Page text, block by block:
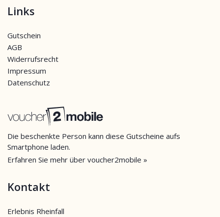
Links
Gutschein
AGB
Widerrufsrecht
Impressum
Datenschutz
Die beschenkte Person kann diese Gutscheine aufs
Smartphone laden.
Erfahren Sie mehr über voucher2mobile »
Kontakt
Erlebnis Rheinfall